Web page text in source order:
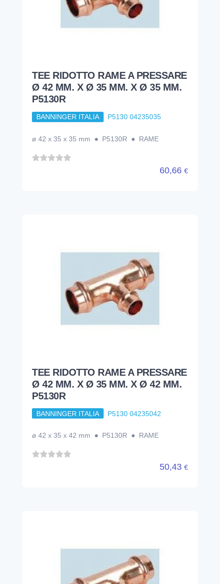
TEE RIDOTTO RAME A PRESSARE
Ø 42 MM. X Ø 35 MM. X Ø 35 MM.
P5130R
BANNINGER ITALIA P5130 04235035
ø 42 x 35 x 35 mm ● P5130R ● RAME
60,66 €
TEE RIDOTTO RAME A PRESSARE
Ø 42 MM. X Ø 35 MM. X Ø 42 MM.
P5130R
BANNINGER ITALIA P5130 04235042
ø 42 x 35 x 42 mm ● P5130R ● RAME
50,43 €